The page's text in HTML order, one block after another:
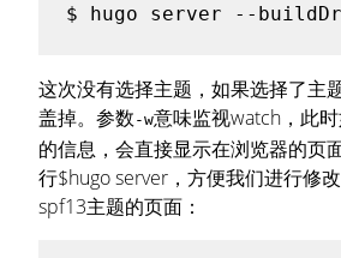
$
这次没有选择主题，如果选择了主
盖掉。参数 -w意味监视watch，此
的信息，会直接显示在浏览器的页
行$hugo server，方便我们进行修
spf13主题的页面：